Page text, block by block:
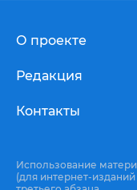
О проекте
Редакция
Контакты
Использование
(для интернет-